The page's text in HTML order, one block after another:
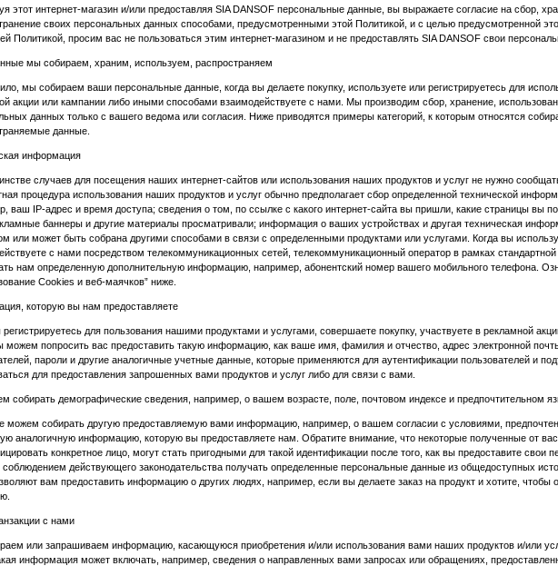
этот интернет-магазин и/или предоставляя SIA DANSOF персональные данные, вы выражаете согласие на сбор,
своих персональных данных способами, предусмотренными этой Политикой, и с целью предусмотренной
Политикой, просим вас не пользоваться этим интернет-магазином и не предоставлять SIA DANSOF свои
мы собираем, храним, используем, распространяем
мы собираем ваши персональные данные, когда вы делаете покупку, используете или регистрируетесь для
акции или кампании либо иными способами взаимодействуете с нами. Мы производим сбор, хранение,
данных только с вашего ведома или согласия. Ниже приводятся примеры категорий, к которым относятся
данные.
информация
случаев для посещения наших интернет-сайтов или использования наших продуктов и услуг не нужно
процедура использования наших продуктов и услуг обычно предполагает сбор определенной технической
ваш IP-адрес и время доступа; сведения о том, по ссылке с какого интернет-сайта вы пришли, какие страницы вы
баннеры и другие материалы просматривали; информация о ваших устройствах и другая техническая
или может быть собрана другими способами в связи с определенными продуктами или услугами. Когда вы
с нами посредством телекоммуникационных сетей, телекоммуникационный оператор в рамках
нам определенную дополнительную информацию, например, абонентский номер вашего мобильного телефона.
Cookies и веб-маячков” ниже.
которую вы нам предоставляете
регистрируетесь для пользования нашими продуктами и услугами, совершаете покупку, участвуете в рекламной
попросить вас предоставить такую информацию, как ваше имя, фамилия и отчество, адрес электронной
пароли и другие аналогичные учетные данные, которые применяются для аутентификации пользователей и
для предоставления запрошенных вами продуктов и услуг либо для связи с вами.
собирать демографические сведения, например, о вашем возрасте, поле, почтовом индексе и предпочтительном
можем собирать другую предоставляемую вами информацию, например, о вашем согласии с условиями,
аналогичную информацию, которую вы предоставляете нам. Обратите внимание, что некоторые полученные от
конкретное лицо, могут стать пригодными для такой идентификации после того, как вы предоставите
действующего законодательства получать определенные персональные данные из общедоступных
вам предоставить информацию о других людях, например, если вы делаете заказ на продукт и хотите, чтобы
с нами
или запрашиваем информацию, касающуюся приобретения и/или использования вами наших продуктов и/или
информация может включать, например, сведения о направленных вами запросах или обращениях,